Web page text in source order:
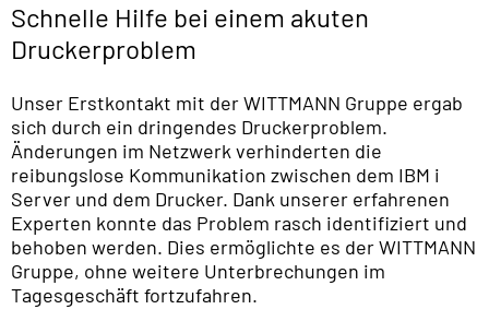
Schnelle Hilfe bei einem akuten
Druckerproblem
Unser Erstkontakt mit der WITTMANN Gruppe ergab
sich durch ein dringendes Druckerproblem.
Änderungen im Netzwerk verhinderten die
reibungslose Kommunikation zwischen dem IBM i
Server und dem Drucker. Dank unserer erfahrenen
Experten konnte das Problem rasch identifiziert und
behoben werden. Dies ermöglichte es der WITTMANN
Gruppe, ohne weitere Unterbrechungen im
Tagesgeschäft fortzufahren.